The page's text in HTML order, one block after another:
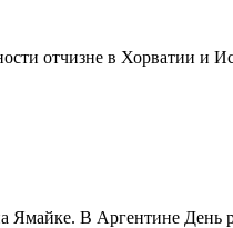
отчизне в Хорватии
Ямайке. В Аргентине День